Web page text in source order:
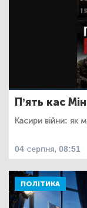
П’ять кас
Касири війни: як
04 серпня, 08:51
ПОЛІТИКА